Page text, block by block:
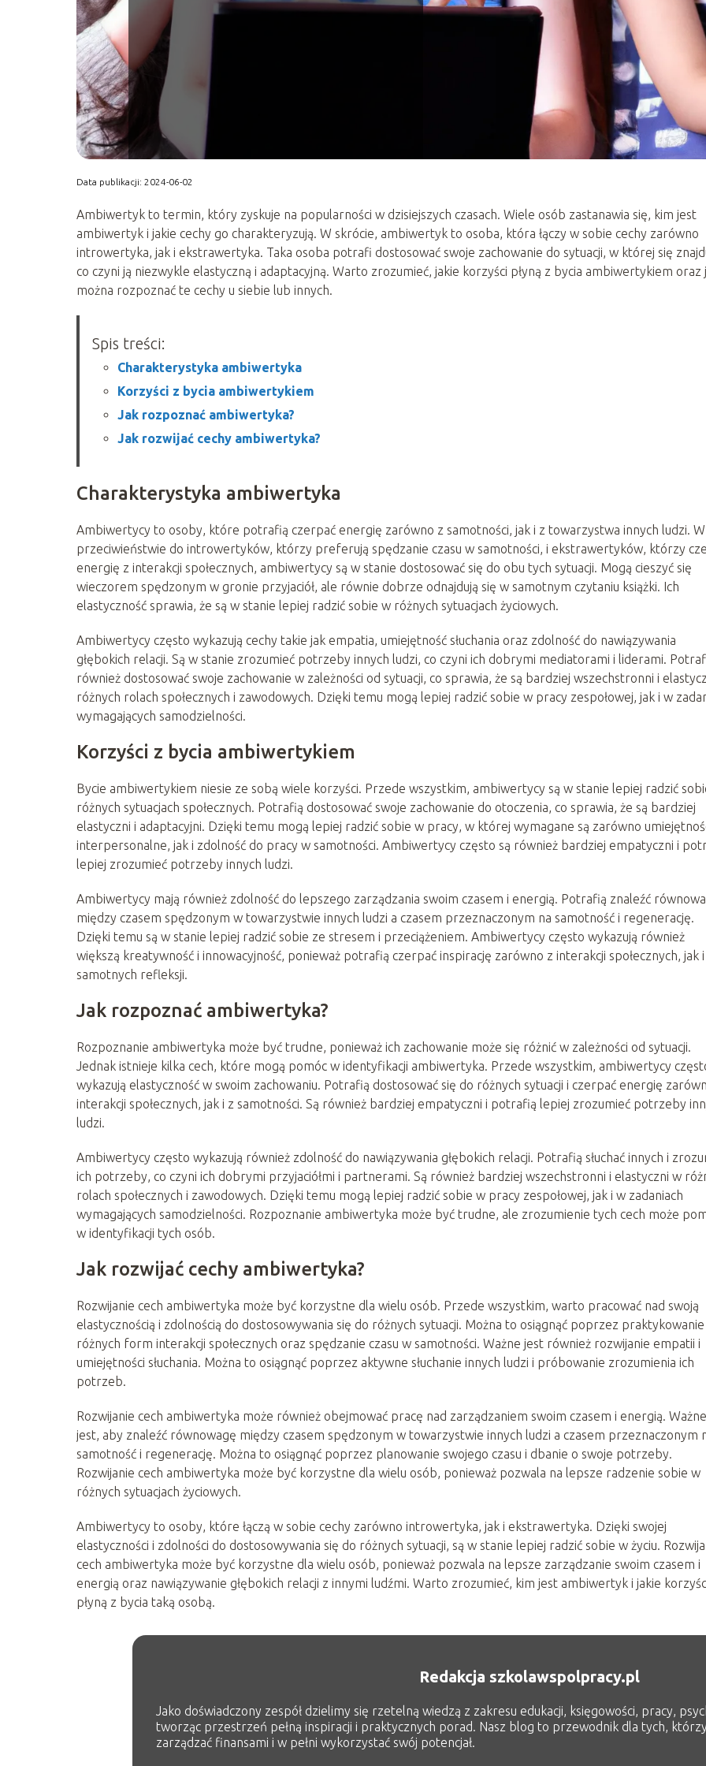
Data publikacji: 2024-06-02
Ambiwertyk to termin, który zyskuje na popularności w dzisiejszych czasach. Wiele osób zastanawia się, kim jest
ambiwertyk i jakie cechy go charakteryzują. W skrócie, ambiwertyk to osoba, która łączy w sobie cechy zarówno
introwertyka, jak i ekstrawertyka. Taka osoba potrafi dostosować swoje zachowanie do sytuacji, w której się
co czyni ją niezwykle elastyczną i adaptacyjną. Warto zrozumieć, jakie korzyści płyną z bycia ambiwertykiem oraz
można rozpoznać te cechy u siebie lub innych.
Spis treści:
Charakterystyka ambiwertyka
Korzyści z bycia ambiwertykiem
Jak rozpoznać ambiwertyka?
Jak rozwijać cechy ambiwertyka?
Charakterystyka ambiwertyka
Ambiwertycy to osoby, które potrafią czerpać energię zarówno z samotności, jak i z towarzystwa innych ludzi. W
przeciwieństwie do introwertyków, którzy preferują spędzanie czasu w samotności, i ekstrawertyków, którzy
energię z interakcji społecznych, ambiwertycy są w stanie dostosować się do obu tych sytuacji. Mogą cieszyć się
wieczorem spędzonym w gronie przyjaciół, ale równie dobrze odnajdują się w samotnym czytaniu książki. Ich
elastyczność sprawia, że są w stanie lepiej radzić sobie w różnych sytuacjach życiowych.
Ambiwertycy często wykazują cechy takie jak empatia, umiejętność słuchania oraz zdolność do nawiązywania
głębokich relacji. Są w stanie zrozumieć potrzeby innych ludzi, co czyni ich dobrymi mediatorami i liderami.
również dostosować swoje zachowanie w zależności od sytuacji, co sprawia, że są bardziej wszechstronni i
różnych rolach społecznych i zawodowych. Dzięki temu mogą lepiej radzić sobie w pracy zespołowej, jak i w
wymagających samodzielności.
Korzyści z bycia ambiwertykiem
Bycie ambiwertykiem niesie ze sobą wiele korzyści. Przede wszystkim, ambiwertycy są w stanie lepiej radzić
różnych sytuacjach społecznych. Potrafią dostosować swoje zachowanie do otoczenia, co sprawia, że są bardziej
elastyczni i adaptacyjni. Dzięki temu mogą lepiej radzić sobie w pracy, w której wymagane są zarówno
interpersonalne, jak i zdolność do pracy w samotności. Ambiwertycy często są również bardziej empatyczni i
lepiej zrozumieć potrzeby innych ludzi.
Ambiwertycy mają również zdolność do lepszego zarządzania swoim czasem i energią. Potrafią znaleźć
między czasem spędzonym w towarzystwie innych ludzi a czasem przeznaczonym na samotność i regenerację.
Dzięki temu są w stanie lepiej radzić sobie ze stresem i przeciążeniem. Ambiwertycy często wykazują również
większą kreatywność i innowacyjność, ponieważ potrafią czerpać inspirację zarówno z interakcji społecznych, jak i
samotnych refleksji.
Jak rozpoznać ambiwertyka?
Rozpoznanie ambiwertyka może być trudne, ponieważ ich zachowanie może się różnić w zależności od sytuacji.
Jednak istnieje kilka cech, które mogą pomóc w identyfikacji ambiwertyka. Przede wszystkim, ambiwertycy
wykazują elastyczność w swoim zachowaniu. Potrafią dostosować się do różnych sytuacji i czerpać energię
interakcji społecznych, jak i z samotności. Są również bardziej empatyczni i potrafią lepiej zrozumieć potrzeby
ludzi.
Ambiwertycy często wykazują również zdolność do nawiązywania głębokich relacji. Potrafią słuchać innych i
ich potrzeby, co czyni ich dobrymi przyjaciółmi i partnerami. Są również bardziej wszechstronni i elastyczni w
rolach społecznych i zawodowych. Dzięki temu mogą lepiej radzić sobie w pracy zespołowej, jak i w zadaniach
wymagających samodzielności. Rozpoznanie ambiwertyka może być trudne, ale zrozumienie tych cech może
w identyfikacji tych osób.
Jak rozwijać cechy ambiwertyka?
Rozwijanie cech ambiwertyka może być korzystne dla wielu osób. Przede wszystkim, warto pracować nad swoją
elastycznością i zdolnością do dostosowywania się do różnych sytuacji. Można to osiągnąć poprzez praktykowanie
różnych form interakcji społecznych oraz spędzanie czasu w samotności. Ważne jest również rozwijanie empatii i
umiejętności słuchania. Można to osiągnąć poprzez aktywne słuchanie innych ludzi i próbowanie zrozumienia ich
potrzeb.
Rozwijanie cech ambiwertyka może również obejmować pracę nad zarządzaniem swoim czasem i energią. Ważne
jest, aby znaleźć równowagę między czasem spędzonym w towarzystwie innych ludzi a czasem przeznaczonym
samotność i regenerację. Można to osiągnąć poprzez planowanie swojego czasu i dbanie o swoje potrzeby.
Rozwijanie cech ambiwertyka może być korzystne dla wielu osób, ponieważ pozwala na lepsze radzenie sobie w
różnych sytuacjach życiowych.
Ambiwertycy to osoby, które łączą w sobie cechy zarówno introwertyka, jak i ekstrawertyka. Dzięki swojej
elastyczności i zdolności do dostosowywania się do różnych sytuacji, są w stanie lepiej radzić sobie w życiu.
cech ambiwertyka może być korzystne dla wielu osób, ponieważ pozwala na lepsze zarządzanie swoim czasem i
energią oraz nawiązywanie głębokich relacji z innymi ludźmi. Warto zrozumieć, kim jest ambiwertyk i jakie
płyną z bycia taką osobą.
Redakcja szkolawspolpracy.pl
Jako doświadczony zespół dzielimy się rzetelną wiedzą z zakresu edukacji, księgowości, pracy,
tworząc przestrzeń pełną inspiracji i praktycznych porad. Nasz blog to przewodnik dla tych,
zarządzać finansami i w pełni wykorzystać swój potencjał.